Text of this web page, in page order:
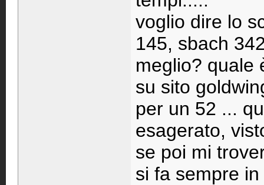
voglio dire lo
145, sbach
meglio? quale
su sito
per un 52 ...
esagerato,
se poi mi
si fa sempre